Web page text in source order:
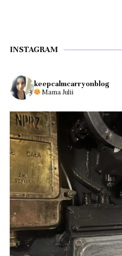
INSTAGRAM
keepcalmcarryonblog
Mama Julii